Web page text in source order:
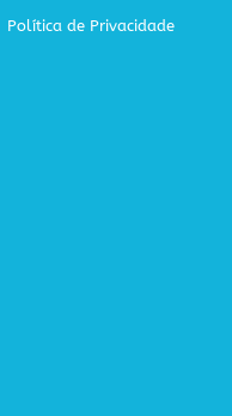
Política de Privacidade